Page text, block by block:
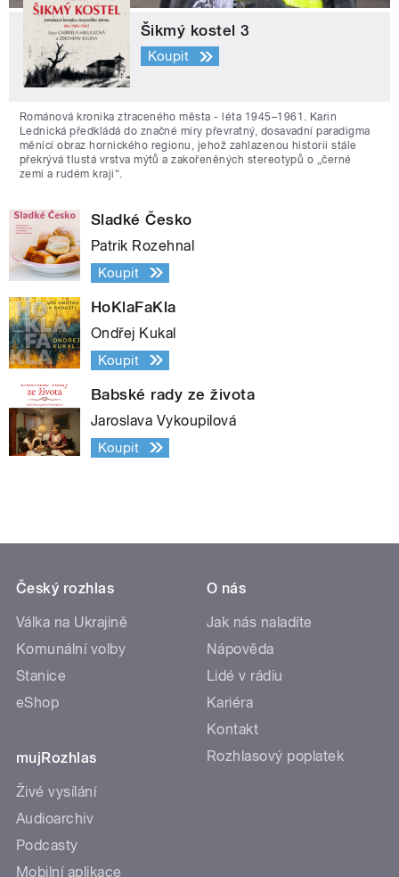
Šikmý kostel 3
Koupit
Románová kronika ztraceného města - léta 1945–1961. Karin
Lednická předkládá do značné míry převratný, dosavadní paradigma
měnící obraz hornického regionu, jehož zahlazenou historii stále
překrývá tlustá vrstva mýtů a zakořeněných stereotypů o „černé
zemi a rudém kraji“.
Sladké Česko
Patrik Rozehnal
Koupit
HoKlaFaKla
Ondřej Kukal
Koupit
Babské rady ze života
Jaroslava Vykoupilová
Koupit
Český rozhlas
Válka na Ukrajině
Komunální volby
Stanice
eShop
mujRozhlas
Živé vysílání
Audioarchiv
Podcasty
Mobilní aplikace
O nás
Jak nás naladíte
Nápověda
Lidé v rádiu
Kariéra
Kontakt
Rozhlasový poplatek